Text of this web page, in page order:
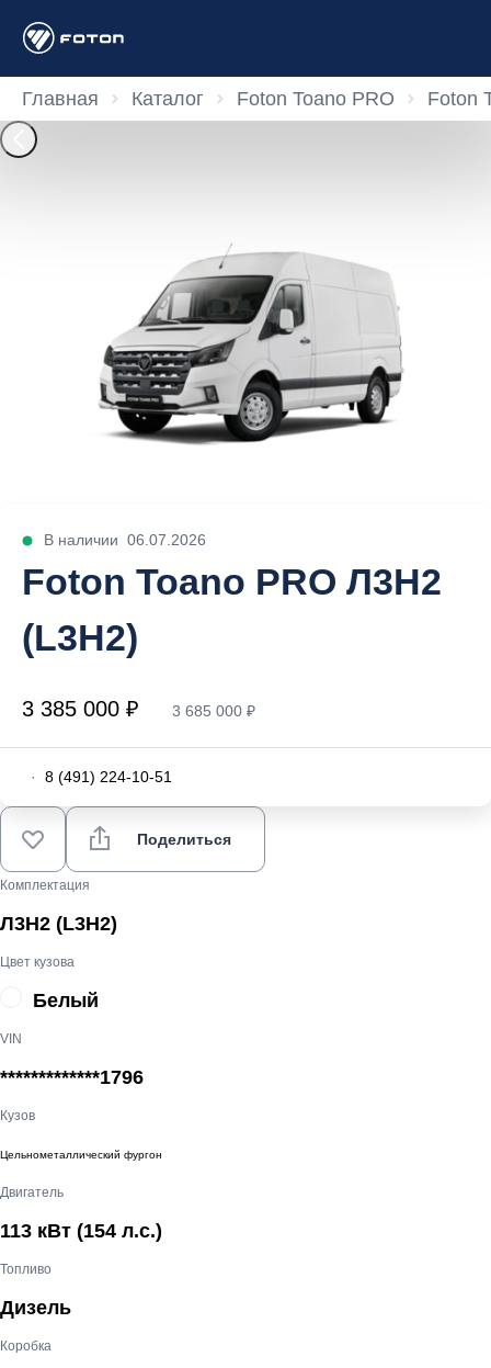
Главная Каталог Foton Toano PRO Foton
В наличии 06.07.2026
Foton Toano PRO Л3Н2
(L3H2)
3 385 000 ₽ 3 685 000 ₽
· 8 (491) 224-10-51
Поделиться
Комплектация
Л3Н2 (L3H2)
Цвет кузова
Белый
VIN
*************1796
Кузов
Цельнометаллический фургон
Двигатель
113 кВт (154 л.с.)
Топливо
Дизель
Коробка